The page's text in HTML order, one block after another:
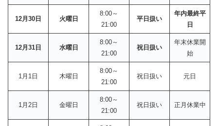
12月30日 火曜日
8:00～
21:00
平日扱い
年内最終平
日
12月31日 水曜日
8:00～
21:00
祝日扱い
年末休業開
始
1月1日 木曜日
8:00～
21:00
祝日扱い 元日
1月2日 金曜日
8:00～
21:00
祝日扱い 正月休業中